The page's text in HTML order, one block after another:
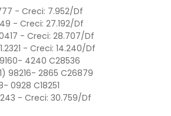
- Creci: 7.952/Df
- Creci: 27.192/Df
- Creci: 28.707/Df
- Creci: 14.240/Df
4240 C28536
98216- 2865 C26879
0928 C18251
- Creci: 30.759/Df